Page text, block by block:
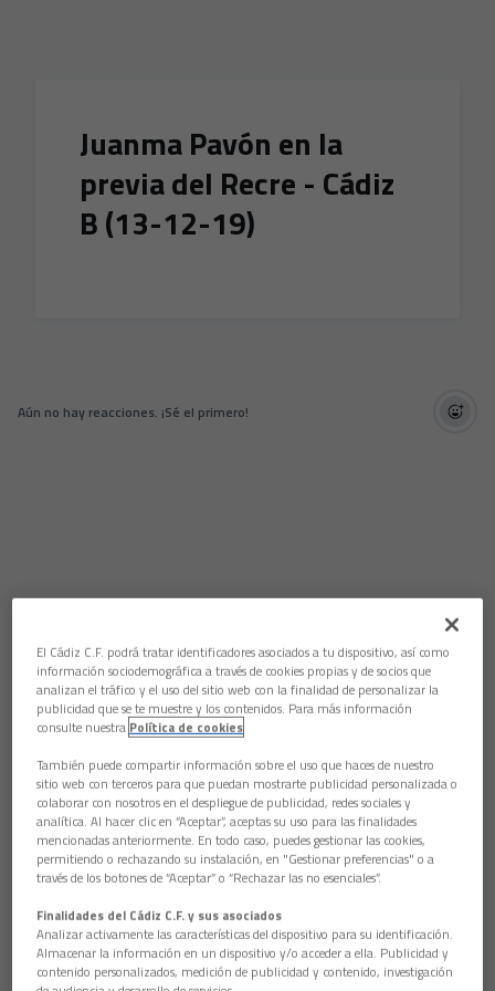
Juanma Pavón en la
previa del Recre - Cádiz
B (13-12-19)
Aún no hay reacciones. ¡Sé el primero!
El Cádiz C.F. podrá tratar identificadores asociados a tu dispositivo, así como
información sociodemográfica a través de cookies propias y de socios que
analizan el tráfico y el uso del sitio web con la finalidad de personalizar la
publicidad que se te muestre y los contenidos. Para más información
consulte nuestra Política de cookies
También puede compartir información sobre el uso que haces de nuestro
sitio web con terceros para que puedan mostrarte publicidad personalizada o
colaborar con nosotros en el despliegue de publicidad, redes sociales y
analítica. Al hacer clic en “Aceptar”, aceptas su uso para las finalidades
mencionadas anteriormente. En todo caso, puedes gestionar las cookies,
permitiendo o rechazando su instalación, en "Gestionar preferencias" o a
través de los botones de “Aceptar” o “Rechazar las no esenciales”.
Finalidades del Cádiz C.F. y sus asociados
Analizar activamente las características del dispositivo para su identificación.
Almacenar la información en un dispositivo y/o acceder a ella. Publicidad y
contenido personalizados, medición de publicidad y contenido, investigación